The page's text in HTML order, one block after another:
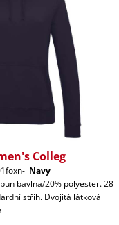
Colleg
l Navy
bavlna/20% polyester. 28
střih. Dvojitá látková